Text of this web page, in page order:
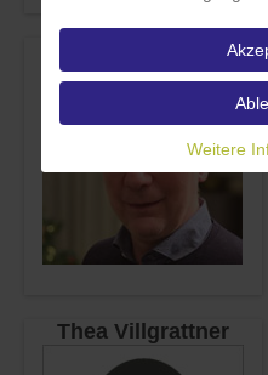
Thea Villgrattner
Weitere